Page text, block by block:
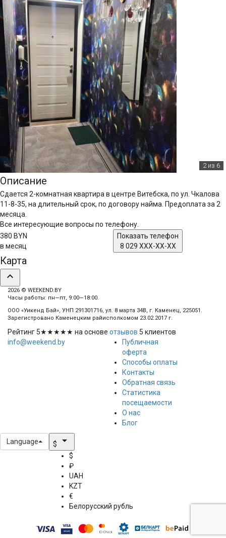
2из 6
Описание
Сдается 2-комнатная квартира в центре Витебска, по ул. Чкалова
11-8-35, на длительный срок, по договору найма. Предоплата за 2
месяца.
Все интересующие вопросы по телефону.
380 BYN
в месяц
Показать телефон
8 029 XXX-XX-XX
Карта
expand_less
2026 © WEEKEND.BY
Часы работы: пн—пт, 9:00—18:00.
ООО «Уикенд Бай», УНП 291301716, ул. 8 марта 34В, г. Каменец, 225051.
Зарегистровано Каменецким райисполкомом 23.02.2017 г.
Рейтинг 5★★★★★ на основе отзывов 5 клиентов
info@weekend.by
Публичная
оферта
Способы оплаты
Контакты
Обратная связь
Статистика
посещаемости
О нас
Блог
Language $ arrow_drop_down
$
₽
UAH
KZT
€
Белорусский рубль